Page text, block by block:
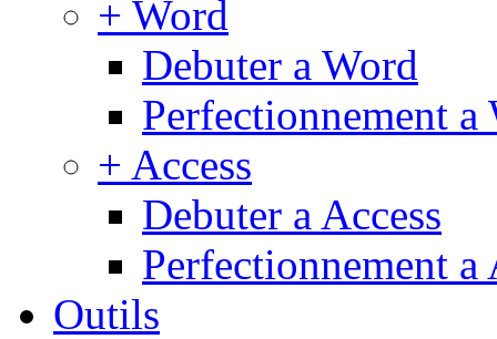
+ Word
Debuter a Word
Perfectionnement a
+ Access
Debuter a Access
Perfectionnement a
Outils